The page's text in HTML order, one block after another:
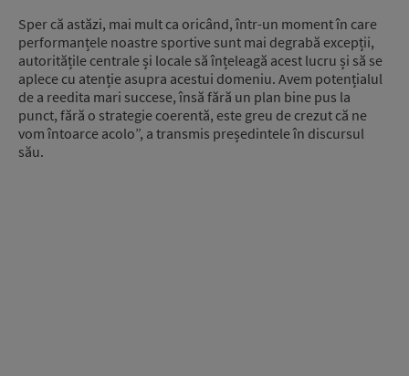
Sper că astăzi, mai mult ca oricând, într-un moment în care
performanțele noastre sportive sunt mai degrabă excepții,
autoritățile centrale și locale să înțeleagă acest lucru și să se
aplece cu atenție asupra acestui domeniu. Avem potențialul
de a reedita mari succese, însă fără un plan bine pus la
punct, fără o strategie coerentă, este greu de crezut că ne
vom întoarce acolo”, a transmis președintele în discursul
său.